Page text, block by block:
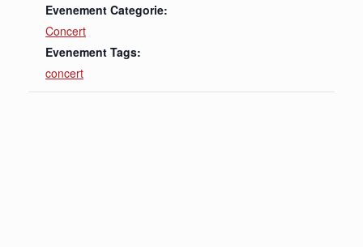
Evenement Categorie:
Concert
Evenement Tags:
concert